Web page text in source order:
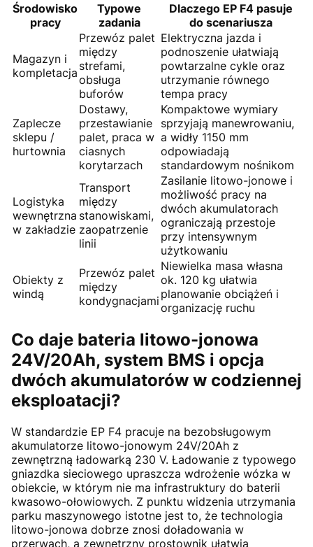
Środowisko
pracy
Typowe
zadania
Dlaczego EP F4 pasuje
do scenariusza
Magazyn i
kompletacja
Przewóz palet
między
strefami,
obsługa
buforów
Elektryczna jazda i
podnoszenie ułatwiają
powtarzalne cykle oraz
utrzymanie równego
tempa pracy
Zaplecze
sklepu /
hurtownia
Dostawy,
przestawianie
palet, praca w
ciasnych
korytarzach
Kompaktowe wymiary
sprzyjają manewrowaniu,
a widły 1150 mm
odpowiadają
standardowym nośnikom
Logistyka
wewnętrzna
w zakładzie
Transport
między
stanowiskami,
zaopatrzenie
linii
Zasilanie litowo-jonowe i
możliwość pracy na
dwóch akumulatorach
ograniczają przestoje
przy intensywnym
użytkowaniu
Obiekty z
windą
Przewóz palet
między
kondygnacjami
Niewielka masa własna
ok. 120 kg ułatwia
planowanie obciążeń i
organizację ruchu
Co daje bateria litowo-jonowa
24V/20Ah, system BMS i opcja
dwóch akumulatorów w codziennej
eksploatacji?
W standardzie EP F4 pracuje na bezobsługowym
akumulatorze litowo-jonowym 24V/20Ah z
zewnętrzną ładowarką 230 V. Ładowanie z typowego
gniazdka sieciowego upraszcza wdrożenie wózka w
obiekcie, w którym nie ma infrastruktury do baterii
kwasowo-ołowiowych. Z punktu widzenia utrzymania
parku maszynowego istotne jest to, że technologia
litowo-jonowa dobrze znosi doładowania w
przerwach, a zewnętrzny prostownik ułatwia